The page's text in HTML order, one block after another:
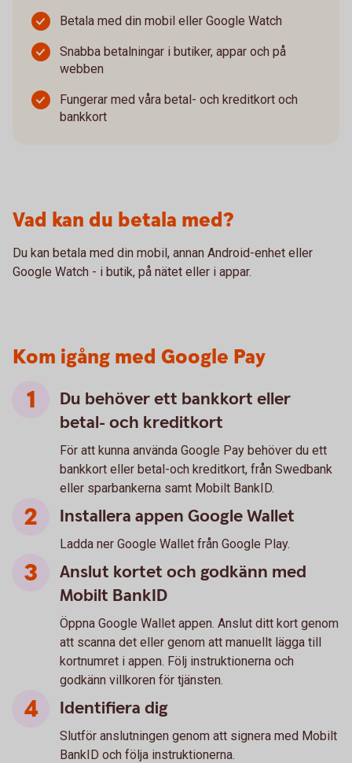
Betala med din mobil eller Google Watch
Snabba betalningar i butiker, appar och på
webben
Fungerar med våra betal- och kreditkort och
bankkort
Vad kan du betala med?
Du kan betala med din mobil, annan Android-enhet eller
Google Watch - i butik, på nätet eller i appar.
Kom igång med Google Pay
Du behöver ett bankkort eller
betal- och kreditkort
För att kunna använda Google Pay behöver du ett
bankkort eller betal-och kreditkort, från Swedbank
eller sparbankerna samt Mobilt BankID.
Installera appen Google Wallet
Ladda ner Google Wallet från Google Play.
Anslut kortet och godkänn med
Mobilt BankID
Öppna Google Wallet appen. Anslut ditt kort genom
att scanna det eller genom att manuellt lägga till
kortnumret i appen. Följ instruktionerna och
godkänn villkoren för tjänsten.
Identifiera dig
Slutför anslutningen genom att signera med Mobilt
BankID och följa instruktionerna.